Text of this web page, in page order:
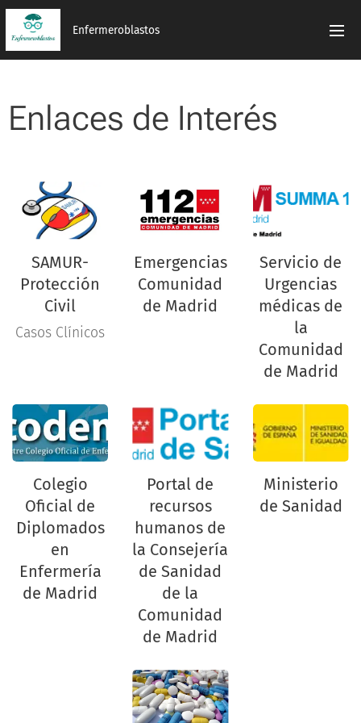
Enfermeroblastos
Enlaces de Interés
SAMUR-
Protección
Civil
Casos Clínicos
Emergencias
Comunidad
de Madrid
Servicio de
Urgencias
médicas de
la
Comunidad
de Madrid
Colegio
Oficial de
Diplomados
en
Enfermería
de Madrid
Portal de
recursos
humanos de
la Consejería
de Sanidad
de la
Comunidad
de Madrid
Ministerio
de Sanidad